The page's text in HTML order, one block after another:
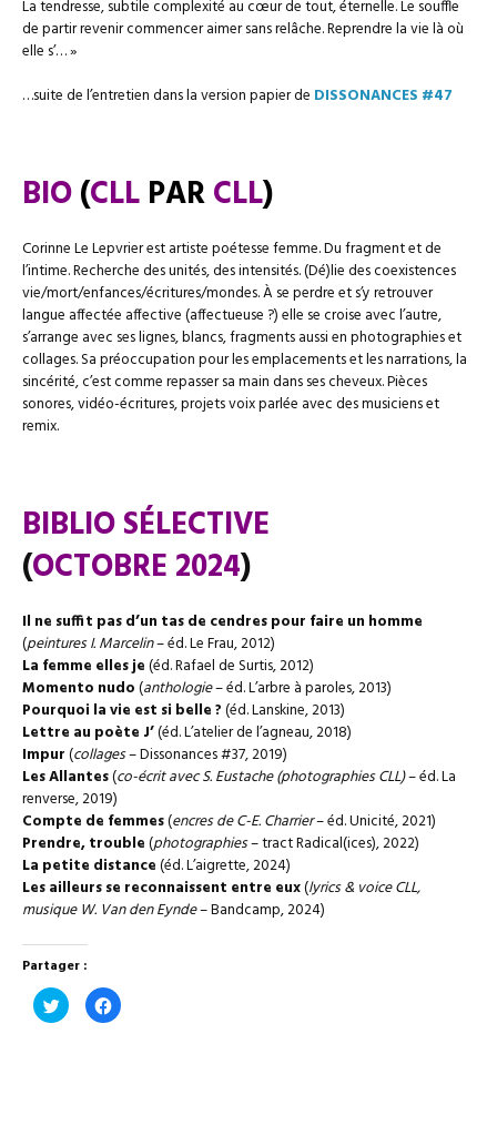
La tendresse, subtile complexité au cœur de tout, éternelle. Le souffle
de partir revenir commencer aimer sans relâche. Reprendre la vie là où
elle s’… »
…suite de l’entretien dans la version papier de DISSONANCES #47
BIO(CLL PARCLL)
Corinne Le Lepvrier est artiste poétesse femme. Du fragment et de
l’intime. Recherche des unités, des intensités. (Dé)lie des coexistences
vie/mort/enfances/écritures/mondes. À se perdre et s’y retrouver
langue affectée affective (affectueuse ?) elle se croise avec l’autre,
s’arrange avec ses lignes, blancs, fragments aussi en photographies et
collages. Sa préoccupation pour les emplacements et les narrations, la
sincérité, c’est comme repasser sa main dans ses cheveux. Pièces
sonores, vidéo-écritures, projets voix parlée avec des musiciens et
remix.
BIBLIO SÉLECTIVE
(OCTOBRE 2024)
Il ne suffit pas d’un tas de cendres pour faire un homme
(peintures I. Marcelin– éd. Le Frau, 2012)
La femme elles je(éd. Rafael de Surtis, 2012)
Momento nudo(anthologie– éd. L’arbre à paroles, 2013)
Pourquoi la vie est si belle ?(éd. Lanskine, 2013)
Lettre au poète J’(éd. L’atelier de l’agneau, 2018)
Impur(collages– Dissonances #37, 2019)
Les Allantes(co-écrit avec S. Eustache (photographies CLL)– éd. La
renverse, 2019)
Compte de femmes(encres de C-E. Charrier– éd. Unicité, 2021)
Prendre, trouble(photographies– tract Radical(ices), 2022)
La petite distance(éd. L’aigrette, 2024)
Les ailleurs se reconnaissent entre eux(lyrics & voice CLL,
musique W. Van den Eynde– Bandcamp, 2024)
Partager :
Cliquez
pour
partager
Cliquez
pour